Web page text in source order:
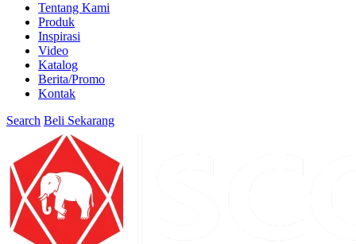
Tentang Kami
Produk
Inspirasi
Video
Katalog
Berita/Promo
Kontak
Search Beli Sekarang